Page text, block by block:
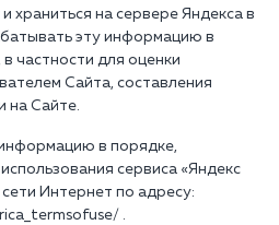
храниться на сервере Яндекса в
эту информацию в
частности для оценки
Сайта, составления
на Сайте.
в порядке,
сервиса «Яндекс
Интернет по адресу:
.